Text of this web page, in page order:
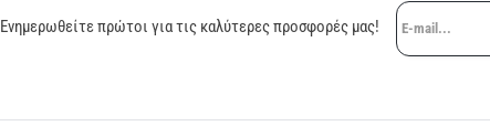
Ενημερωθείτε πρώτοι για τις καλύτερες προσφορές μας!
E-
mail...